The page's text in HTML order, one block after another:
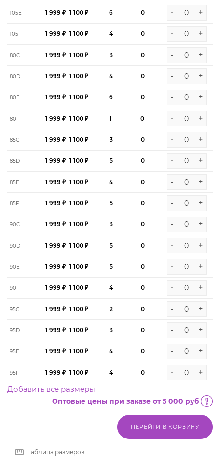
105E 1 999 ₽ 1 100 ₽ 6 0 - +
105F 1 999 ₽ 1 100 ₽ 4 0 - +
80C 1 999 ₽ 1 100 ₽ 3 0 - +
80D 1 999 ₽ 1 100 ₽ 4 0 - +
80E 1 999 ₽ 1 100 ₽ 6 0 - +
80F 1 999 ₽ 1 100 ₽ 1 0 - +
85C 1 999 ₽ 1 100 ₽ 3 0 - +
85D 1 999 ₽ 1 100 ₽ 5 0 - +
85E 1 999 ₽ 1 100 ₽ 4 0 - +
85F 1 999 ₽ 1 100 ₽ 5 0 - +
90C 1 999 ₽ 1 100 ₽ 3 0 - +
90D 1 999 ₽ 1 100 ₽ 5 0 - +
90E 1 999 ₽ 1 100 ₽ 5 0 - +
90F 1 999 ₽ 1 100 ₽ 4 0 - +
95C 1 999 ₽ 1 100 ₽ 2 0 - +
95D 1 999 ₽ 1 100 ₽ 3 0 - +
95E 1 999 ₽ 1 100 ₽ 4 0 - +
95F 1 999 ₽ 1 100 ₽ 4 0 - +
Добавить все размеры
Оптовые цены при заказе от 5 000 руб
ПЕРЕЙТИ В КОРЗИНУ
Таблица размеров